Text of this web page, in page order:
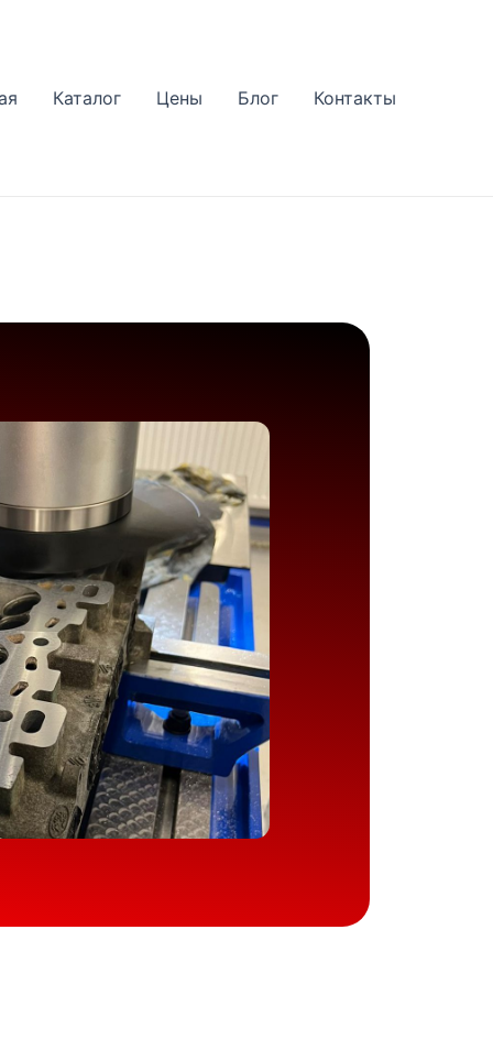
Каталог Цены Блог Контакты